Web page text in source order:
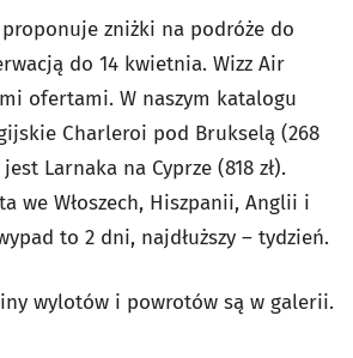
zniżki na podróże do
do 14 kwietnia. Wizz Air
ofertami. W naszym katalogu
Charleroi pod Brukselą (268
Larnaka na Cyprze (818 zł).
we Włoszech, Hiszpanii, Anglii i
to 2 dni, najdłuższy – tydzień.
wylotów i powrotów są w galerii.